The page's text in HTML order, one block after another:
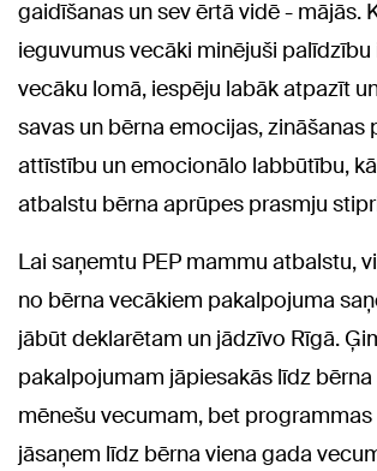
gaidīšanas un sev ērtā vidē - mājās.
ieguvumus vecāki minējuši palīdzību
vecāku lomā, iespēju labāk atpazīt
savas un bērna emocijas, zināšanas
attīstību un emocionālo labbūtību,
atbalstu bērna aprūpes prasmju
Lai saņemtu PEP mammu atbalstu,
no bērna vecākiem pakalpojuma
jābūt deklarētam un jādzīvo Rīgā.
pakalpojumam jāpiesakās līdz
mēnešu vecumam, bet
jāsaņem līdz bērna viena gada